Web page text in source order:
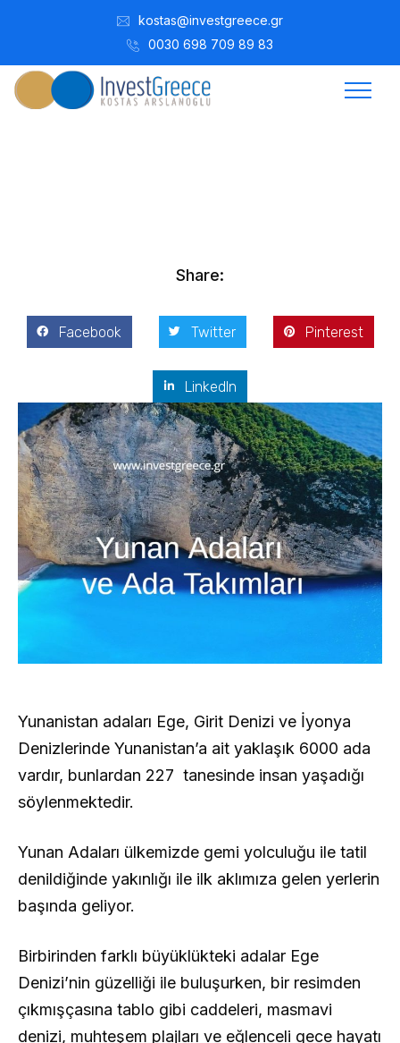
kostas@investgreece.gr
0030 698 709 89 83
Share:
Facebook Twitter Pinterest
LinkedIn
Yunanistan adaları Ege, Girit Denizi ve İyonya
Denizlerinde Yunanistan’a ait yaklaşık 6000 ada
vardır, bunlardan 227 tanesinde insan yaşadığı
söylenmektedir.
Yunan Adaları ülkemizde gemi yolculuğu ile tatil
denildiğinde yakınlığı ile ilk aklımıza gelen yerlerin
başında geliyor.
Birbirinden farklı büyüklükteki adalar Ege
Denizi’nin güzelliği ile buluşurken, bir resimden
çıkmışçasına tablo gibi caddeleri, masmavi
denizi, muhteşem plajları ve eğlenceli gece hayatı